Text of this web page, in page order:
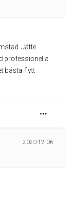
Jätte
professionella
bästa flytt
2020-12-06